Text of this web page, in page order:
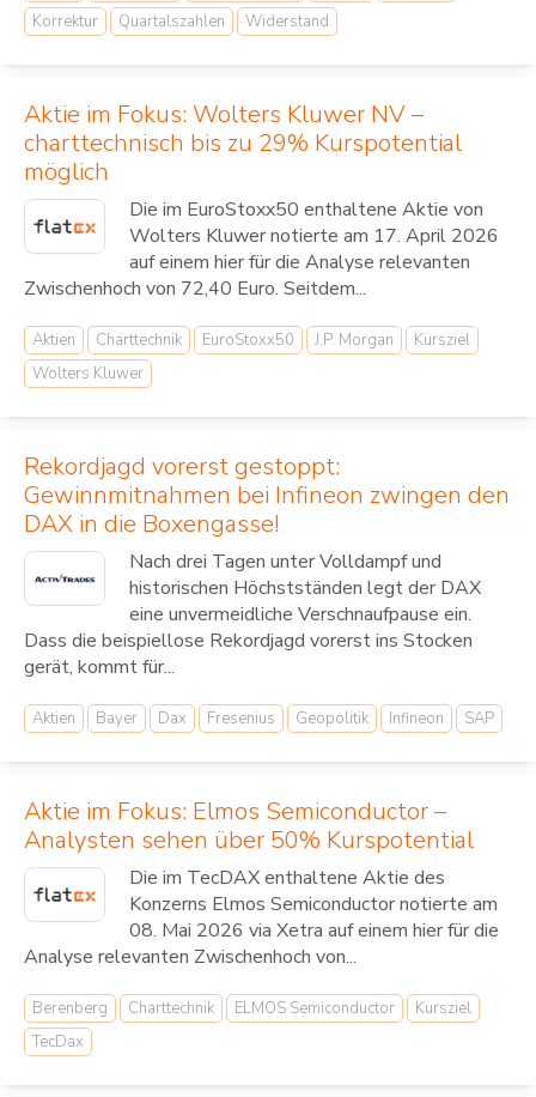
Korrektur
Quartalszahlen Widerstand
Aktie im Fokus: Wolters Kluwer NV –
charttechnisch bis zu 29% Kurspotential
möglich
Die im EuroStoxx50 enthaltene Aktie von
Wolters Kluwer notierte am 17. April 2026
auf einem hier für die Analyse relevanten
Zwischenhoch von 72,40 Euro. Seitdem...
Aktien Charttechnik EuroStoxx50 J.P. Morgan
Kursziel
Wolters Kluwer
Rekordjagd vorerst gestoppt:
Gewinnmitnahmen bei Infineon zwingen den
DAX in die Boxengasse!
Nach drei Tagen unter Volldampf und
historischen Höchstständen legt der DAX
eine unvermeidliche Verschnaufpause ein.
Dass die beispiellose Rekordjagd vorerst ins Stocken
gerät, kommt für...
Aktien Bayer Dax Fresenius Geopolitik Infineon SAP
Aktie im Fokus: Elmos Semiconductor –
Analysten sehen über 50% Kurspotential
Die im TecDAX enthaltene Aktie des
Konzerns Elmos Semiconductor notierte am
08. Mai 2026 via Xetra auf einem hier für die
Analyse relevanten Zwischenhoch von...
Berenberg Charttechnik ELMOS Semiconductor
Kursziel
TecDax